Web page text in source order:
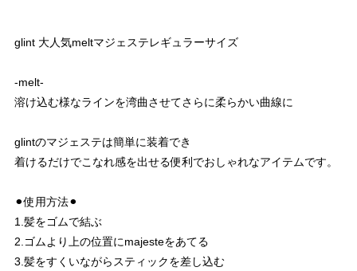
glint 大人気meltマジェステレギュラーサイズ
-melt-
溶け込む様なラインを湾曲させてさらに柔らかい曲線に
glintのマジェステは簡単に装着でき
着けるだけでこなれ感を出せる便利でおしゃれなアイテムです。
⚫︎使用方法⚫︎
1.髪をゴムで結ぶ
2.ゴムより上の位置にmajesteをあてる
3.髪をすくいながらスティックを差し込む